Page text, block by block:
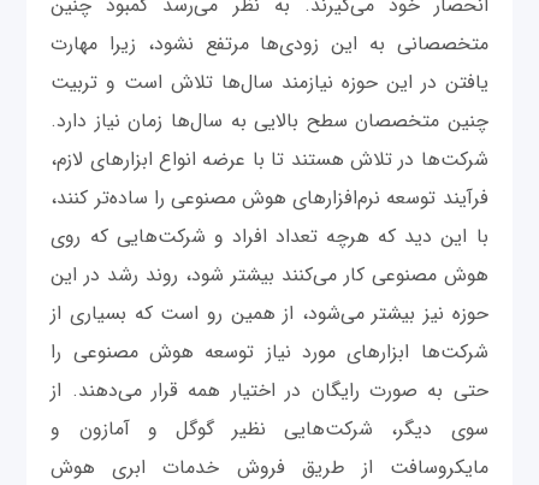
متخصصانی به این زودی‌ها مرتفع نشود، زیرا مهارت
یافتن در این حوزه نیازمند سال‌ها تلاش است و تربیت
چنین متخصصان سطح بالایی به سال‌ها زمان نیاز دارد.
شرکت‌ها در تلاش هستند تا با عرضه انواع ابزارهای لازم،
فرآیند توسعه نرم‌افزارهای هوش‌ مصنوعی را ساده‌تر کنند،
با این دید که هرچه تعداد افراد و شرکت‌هایی که روی
هوش‌ مصنوعی کار می‌کنند بیشتر شود، روند رشد در این
حوزه نیز بیشتر می‌شود، از همین رو است که بسیاری از
شرکت‌ها ابزارهای مورد نیاز توسعه هوش مصنوعی را
حتی به صورت رایگان در اختیار همه قرار می‌دهند. از
سوی دیگر، شرکت‌هایی نظیر گوگل و آمازون و
مایکروسافت از طریق فروش خدمات ابری هوش‌‌